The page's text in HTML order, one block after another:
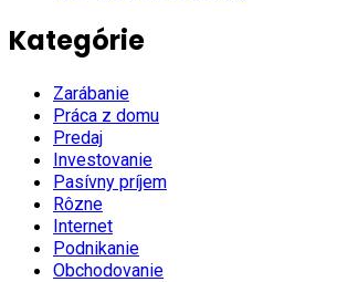
Kategórie
Zarábanie
Práca z domu
Predaj
Investovanie
Pasívny príjem
Rôzne
Internet
Podnikanie
Obchodovanie